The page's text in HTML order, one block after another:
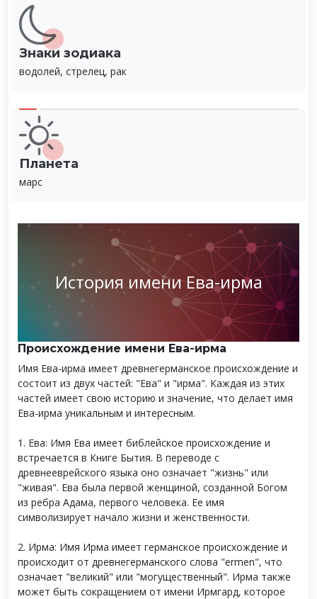
Знаки зодиака
водолей, стрелец, рак
Планета
марс
История имени Ева-ирма
Происхождение имени Ева-ирма
Имя Ева-ирма имеет древнегерманское происхождение и
состоит из двух частей: "Ева" и "ирма". Каждая из этих
частей имеет свою историю и значение, что делает имя
Ева-ирма уникальным и интересным.
1. Ева: Имя Ева имеет библейское происхождение и
встречается в Книге Бытия. В переводе с
древнееврейского языка оно означает "жизнь" или
"живая". Ева была первой женщиной, созданной Богом
из ребра Адама, первого человека. Ее имя
символизирует начало жизни и женственности.
2. Ирма: Имя Ирма имеет германское происхождение и
происходит от древнегерманского слова "ermen", что
означает "великий" или "могущественный". Ирма также
может быть сокращением от имени Ирмгард, которое